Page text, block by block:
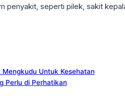
penyakit, seperti pilek, sakit
Mengkudu Untuk Kesehatan
Perlu di Perhatikan